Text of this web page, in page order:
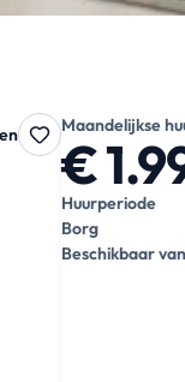
Maandelijkse
€
Huurperiode
Borg
Beschikbaar